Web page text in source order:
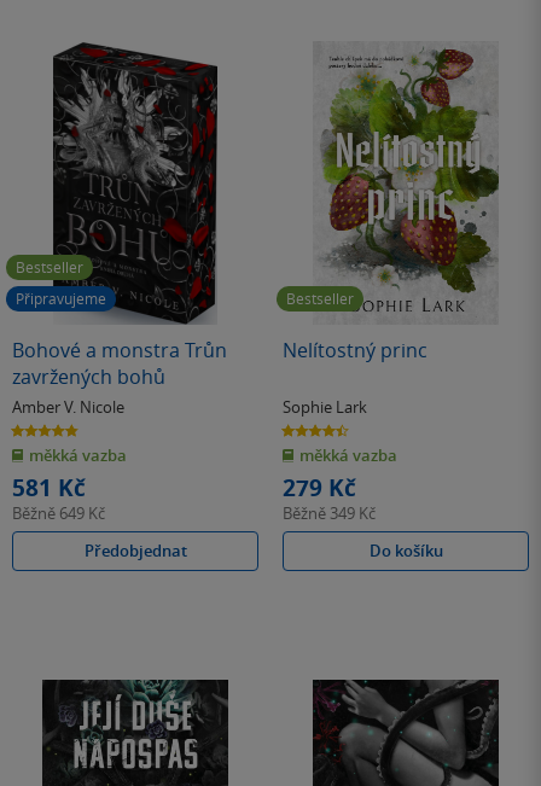
Bestseller
Připravujeme
Bohové a monstra Trůn
zavržených bohů
Amber V. Nicole
4.8
z
5
hvězdiček
měkká vazba
581 Kč
Běžně 649 Kč
Předobjednat
Bestseller
Nelítostný princ
Sophie Lark
4.4
z
5
hvězdiček
měkká vazba
279 Kč
Běžně 349 Kč
Do košíku